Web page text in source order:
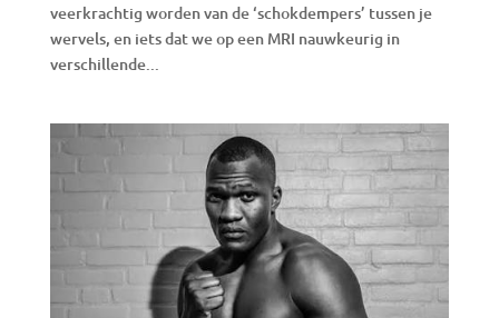
veerkrachtig worden van de ‘schokdempers’ tussen je
wervels, en iets dat we op een MRI nauwkeurig in
verschillende...